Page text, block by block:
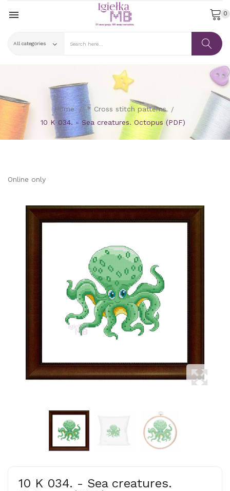
 0
Home
* Cross stitch patterns
10 K 034. - Sea creatures. Octopus (PDF)
Online only
10 K 034. - Sea creatures.